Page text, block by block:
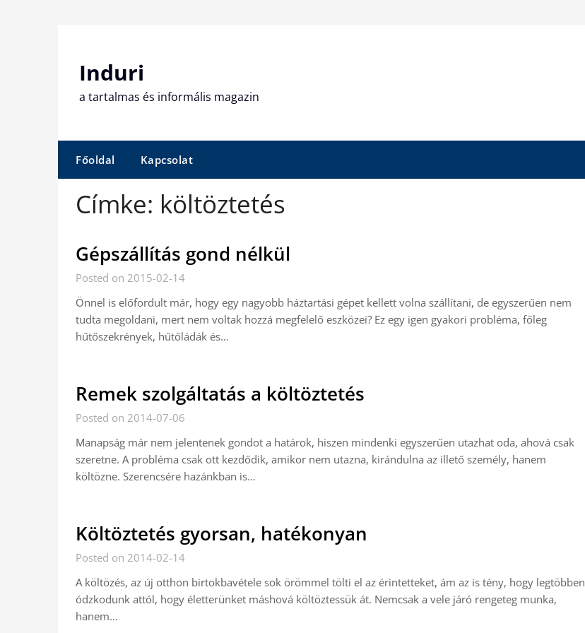
Induri
a tartalmas és informális magazin
Főoldal Kapcsolat
Címke: költöztetés
Gépszállítás gond nélkül
Posted on 2015-02-14
Önnel is előfordult már, hogy egy nagyobb háztartási gépet kellett volna szállítani, de egyszerűen nem
tudta megoldani, mert nem voltak hozzá megfelelő eszközei? Ez egy igen gyakori probléma, főleg
hűtőszekrények, hűtőládák és…
Remek szolgáltatás a költöztetés
Posted on 2014-07-06
Manapság már nem jelentenek gondot a határok, hiszen mindenki egyszerűen utazhat oda, ahová csak
szeretne. A probléma csak ott kezdődik, amikor nem utazna, kirándulna az illető személy, hanem
költözne. Szerencsére hazánkban is…
Költöztetés gyorsan, hatékonyan
Posted on 2014-02-14
A költözés, az új otthon birtokbavétele sok örömmel tölti el az érintetteket, ám az is tény, hogy legtöbben
ódzkodunk attól, hogy életterünket máshová költöztessük át. Nemcsak a vele járó rengeteg munka,
hanem…